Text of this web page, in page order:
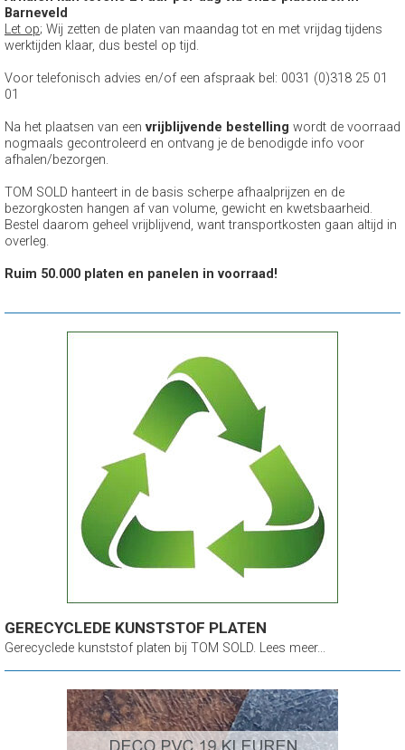
Barneveld
Let op; Wij zetten de platen van maandag tot en met vrijdag tijdens
werktijden klaar, dus bestel op tijd.
Voor telefonisch advies en/of een afspraak bel: 0031 (0)318 25 01
01
Na het plaatsen van een vrijblijvende bestelling wordt de voorraad
nogmaals gecontroleerd en ontvang je de benodigde info voor
afhalen/bezorgen.
TOM SOLD hanteert in de basis scherpe afhaalprijzen en de
bezorgkosten hangen af van volume, gewicht en kwetsbaarheid.
Bestel daarom geheel vrijblijvend, want transportkosten gaan altijd in
overleg.
Ruim 50.000 platen en panelen in voorraad!
GERECYCLEDE KUNSTSTOF PLATEN
Gerecyclede kunststof platen bij TOM SOLD. Lees meer...